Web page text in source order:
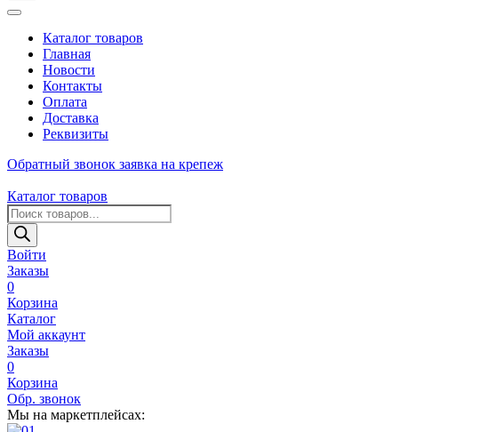
Каталог товаров
Главная
Новости
Контакты
Оплата
Доставка
Реквизиты
Обратный звонок заявка на крепеж
Каталог товаров
Поиск
товаров
Войти
Заказы
0
Корзина
Каталог
Мой аккаунт
Заказы
0
Корзина
Обр. звонок
Мы на маркетплейсах: